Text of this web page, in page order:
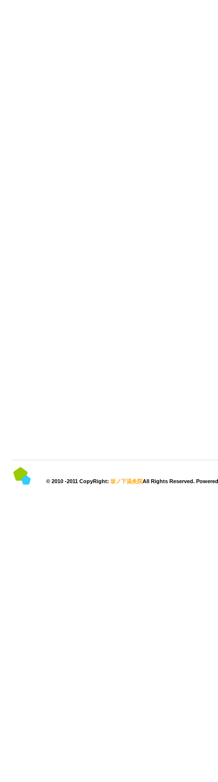
© 2010 -2011 CopyRight: 坂ノ下温灸院All Rights Reserved.